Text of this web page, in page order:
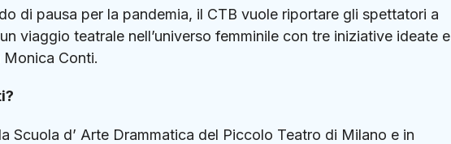
di pausa per la pandemia, il CTB vuole riportare gli spettatori a
viaggio teatrale nell’universo femminile con tre iniziative ideate e
Conti.
Scuola d’ Arte Drammatica del Piccolo Teatro di Milano e in